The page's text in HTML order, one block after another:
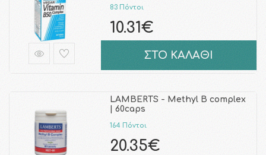
83 Πόντοι
10.31€
ΣΤΟ ΚΑΛΑΘΙ
LAMBERTS - Methyl B complex
| 60caps
164 Πόντοι
20.35€